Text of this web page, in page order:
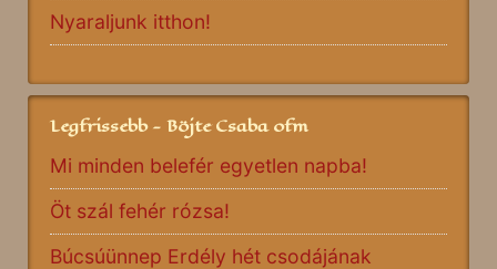
Nyaraljunk itthon!
Legfrissebb - Böjte Csaba ofm
Mi minden belefér egyetlen napba!
Öt szál fehér rózsa!
Búcsúünnep Erdély hét csodájának